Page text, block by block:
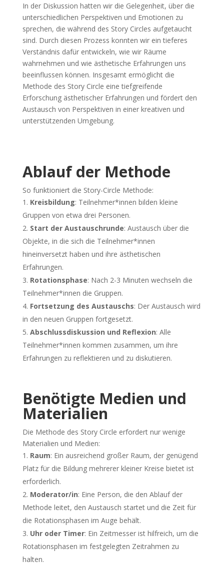
In der Diskussion hatten wir die Gelegenheit, über die
unterschiedlichen Perspektiven und Emotionen zu
sprechen, die während des Story Circles aufgetaucht
sind. Durch diesen Prozess konnten wir ein tieferes
Verständnis dafür entwickeln, wie wir Räume
wahrnehmen und wie ästhetische Erfahrungen uns
beeinflussen können. Insgesamt ermöglicht die
Methode des Story Circle eine tiefgreifende
Erforschung ästhetischer Erfahrungen und fördert den
Austausch von Perspektiven in einer kreativen und
unterstützenden Umgebung.
Ablauf der Methode
So funktioniert die Story-Circle Methode:
Kreisbildung: Teilnehmer*innen bilden kleine
Gruppen von etwa drei Personen.
Start der Austauschrunde: Austausch über die
Objekte, in die sich die Teilnehmer*innen
hineinversetzt haben und ihre ästhetischen
Erfahrungen.
Rotationsphase: Nach 2-3 Minuten wechseln die
Teilnehmer*innen die Gruppen.
Fortsetzung des Austauschs: Der Austausch wird
in den neuen Gruppen fortgesetzt.
Abschlussdiskussion und Reflexion: Alle
Teilnehmer*innen kommen zusammen, um ihre
Erfahrungen zu reflektieren und zu diskutieren.
Benötigte Medien und
Materialien
Die Methode des Story Circle erfordert nur wenige
Materialien und Medien:
Raum: Ein ausreichend großer Raum, der genügend
Platz für die Bildung mehrerer kleiner Kreise bietet ist
erforderlich.
Moderator/in: Eine Person, die den Ablauf der
Methode leitet, den Austausch startet und die Zeit für
die Rotationsphasen im Auge behält.
Uhr oder Timer: Ein Zeitmesser ist hilfreich, um die
Rotationsphasen im festgelegten Zeitrahmen zu
halten.